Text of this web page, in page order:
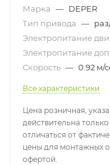
Марка — DEPER
Тип привода —
Электропитание
Электропитание
Скорость — 0.92 м/
Все характеристики
Цена розничная,
действительна
отличаться от
цены для монтажных
офертой.